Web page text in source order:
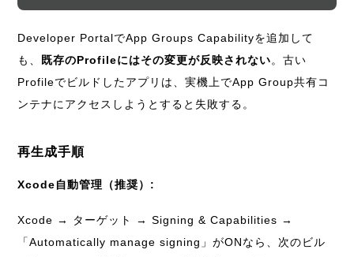
Developer PortalでApp Groups Capabilityを追加して
も、
既存のProfileにはその変更が反映されない。古い
Profileでビルドしたアプリは、実機上でApp Group共有コ
ンテナにアクセスしようとすると失敗する。
再生成手順
Xcode自動管理（推奨）:
Xcode → ターゲット → Signing & Capabilities →
「Automatically manage signing」がONなら、次のビル